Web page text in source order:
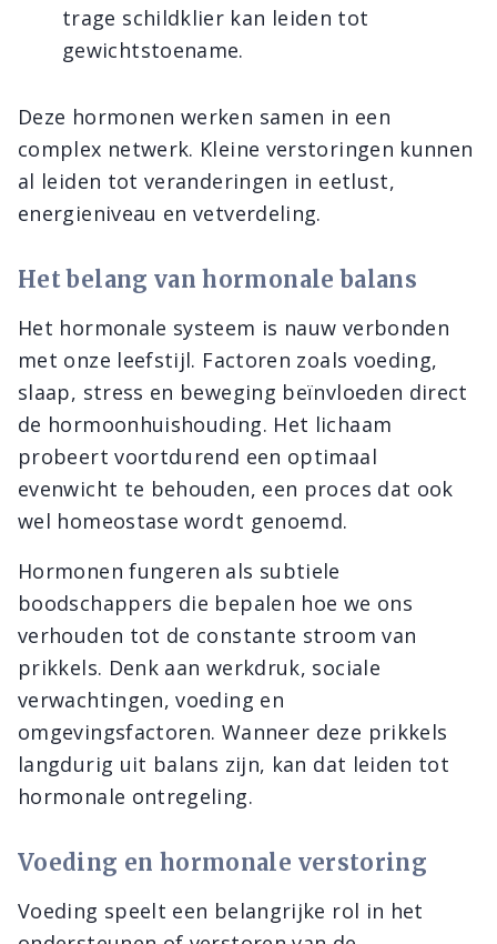
trage schildklier kan leiden tot
gewichtstoename.
Deze hormonen werken samen in een
complex netwerk. Kleine verstoringen kunnen
al leiden tot veranderingen in eetlust,
energieniveau en vetverdeling.
Het belang van hormonale balans
Het hormonale systeem is nauw verbonden
met onze leefstijl. Factoren zoals voeding,
slaap, stress en beweging beïnvloeden direct
de hormoonhuishouding. Het lichaam
probeert voortdurend een optimaal
evenwicht te behouden, een proces dat ook
wel homeostase wordt genoemd.
Hormonen fungeren als subtiele
boodschappers die bepalen hoe we ons
verhouden tot de constante stroom van
prikkels. Denk aan werkdruk, sociale
verwachtingen, voeding en
omgevingsfactoren. Wanneer deze prikkels
langdurig uit balans zijn, kan dat leiden tot
hormonale ontregeling.
Voeding en hormonale verstoring
Voeding speelt een belangrijke rol in het